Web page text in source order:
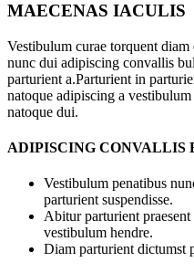
MAECENAS IACULIS
Vestibulum curae torquent
nunc dui adipiscing convallis
parturient a.Parturient in
natoque adipiscing a
natoque dui.
ADIPISCING CONVALLIS
Vestibulum penatibus
parturient suspendisse.
Abitur parturient
vestibulum hendre.
Diam parturient dictumst